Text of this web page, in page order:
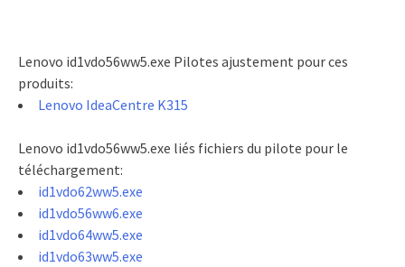
Lenovo id1vdo56ww5.exe Pilotes ajustement pour ces
produits:
Lenovo IdeaCentre K315
Lenovo id1vdo56ww5.exe liés fichiers du pilote pour le
téléchargement:
id1vdo62ww5.exe
id1vdo56ww6.exe
id1vdo64ww5.exe
id1vdo63ww5.exe